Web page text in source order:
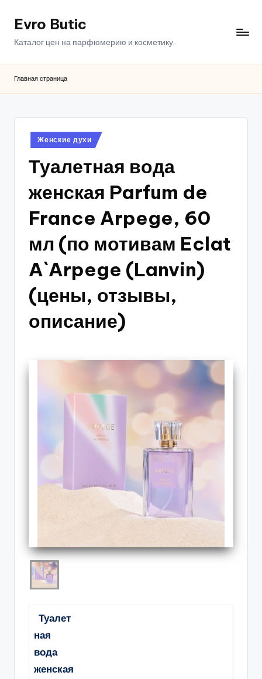
ПерейтиEvro Butic
Каталог цен на парфюмерию и косметику.
Главная страница
Опубликовано
в
Женские духи
Туалетная вода
женская Parfum de
France Arpege, 60
мл (по мотивам Eclat
A`Arpege (Lanvin)
(цены, отзывы,
описание)
Туалет
ная
вода
женская